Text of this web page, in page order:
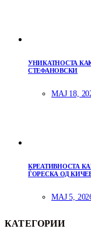
УНИКАТНОСТА
СТЕФАНОВСКИ
МАЈ 18,
КРЕАТИВНОСТА
ЃОРЕСКА ОД
МАЈ 5,
КАТЕГОРИИ